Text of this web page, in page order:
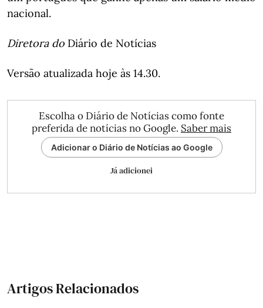
nacional.
Diretora do Diário de Notícias
Versão atualizada hoje às 14.30.
Escolha o Diário de Notícias como fonte
preferida de notícias no Google. Saber mais
Adicionar o Diário de Notícias ao Google
Já adicionei
Artigos Relacionados